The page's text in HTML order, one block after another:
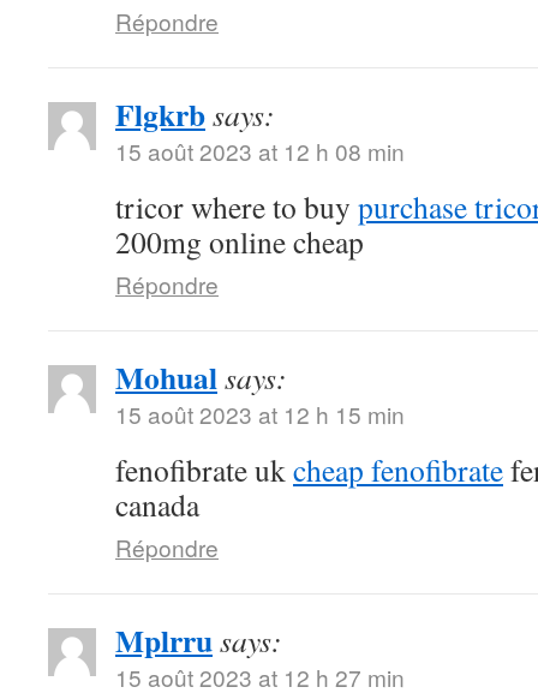
Répondre
Flgkrbsays:
15 août 2023 at 12 h 08 min
tricor where to buy purchase
200mg online cheap
Répondre
Mohualsays:
15 août 2023 at 12 h 15 min
fenofibrate ukcheap fenofibrate
canada
Répondre
Mplrrusays:
15 août 2023 at 12 h 27 min